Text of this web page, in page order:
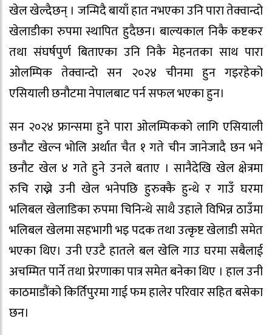
खेल खेल्दैछन् । जन्मिदै बायाँ हात नभएका उनि पारा तेक्वान्दो
खेलाडीका रुपमा स्थापित हुदैछन। बाल्यकाल निकै कष्टकर
तथा संघर्षपुर्ण बिताएका उनि निकै मेहनतका साथ पारा
ओलम्पिक तेक्वान्दो सन २०२४ चीनमा हुन गइरहेको
एसियाली छनौटमा नेपालबाट पर्न सफल भएका हुन।
सन २०२४ फ्रान्समा हुने पारा ओलम्पिकको लागि एसियाली
छनौट खेल्न भोलि अर्थात चैत १ गते चीन जानेजादै छन भने
छनौट खेल ४ गते हुने उनले बताए । सानैदेखि खेल क्षेत्रमा
रुचि राख्ने उनी खेल भनेपछि हुरुक्कै हुन्थे र गाउँ घरमा
भलिबल खेलाडिका रुपमा चिनिन्थे साथै उहाले विभिन्न ठाउँमा
भलिबल खेलमा सहभागी भइ पदक तथा उत्कृष्ट खेलाडी समेत
भएका थिए। उनी एउटै हातले बल खेलि गाउ घरमा सबैलाई
अचम्मित पार्ने तथा प्रेरणाका पात्र समेत बनेका थिए । हाल उनी
काठमाडौंको किर्तिपुरमा गाई फम हालेर परिवार सहित बसेका
छन।